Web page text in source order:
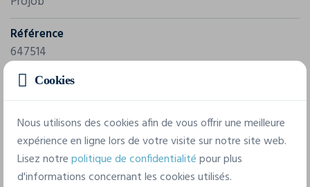
Référence
647514
Composition
63 % polyester recyclé, 35 % coton biologique, 2 %
élasthanne Tissu 2 : 100 % polyamide recyclé Tissu 3 : 90 %
polyamide recyclé, 10 % élasthanne
Cookies
Nous utilisons des cookies afin de vous offrir une meilleure
expérience en ligne lors de votre visite sur notre site web.
Lisez notrepolitique de confidentialitépour plus
d'informations concernant les cookies utilisés.